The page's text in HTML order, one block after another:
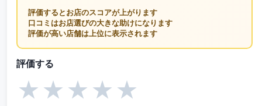
評価するとお店のスコアが上がります
口コミはお店選びの大きな助けになります
評価が高い店舗は上位に表示されます
評価する
★ ★ ★ ★ ★